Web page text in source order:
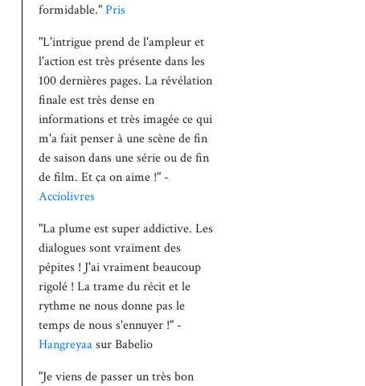
formidable."Pris
"L'intrigue prend de l'ampleur et
l'action est très présente dans les
100 dernières pages. La révélation
finale est très dense en
informations et très imagée ce qui
m'a fait penser à une scène de fin
de saison dans une série ou de fin
de film. Et ça on aime !" -
Acciolivres
"La plume est super addictive. Les
dialogues sont vraiment des
pépites ! J'ai vraiment beaucoup
rigolé ! La trame du récit et le
rythme ne nous donne pas le
temps de nous s'ennuyer !" -
Hangreyaasur Babelio
"Je viens de passer un très bon